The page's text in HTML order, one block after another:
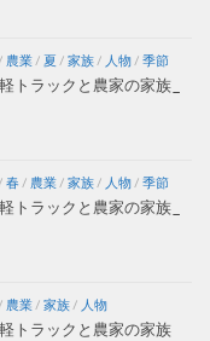
農業/ 夏 / 家族/ 人物/ 季節
トラックと農家の家族_
春/ 農業/ 家族/ 人物/ 季節
トラックと農家の家族_
農業/ 家族/ 人物
トラックと農家の家族